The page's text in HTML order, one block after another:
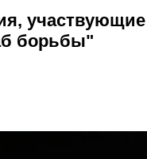
участвующие
борьбы"